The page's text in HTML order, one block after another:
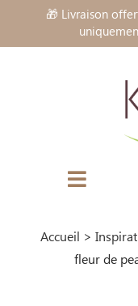
🎁 Livraison
Accueil >
fleur de